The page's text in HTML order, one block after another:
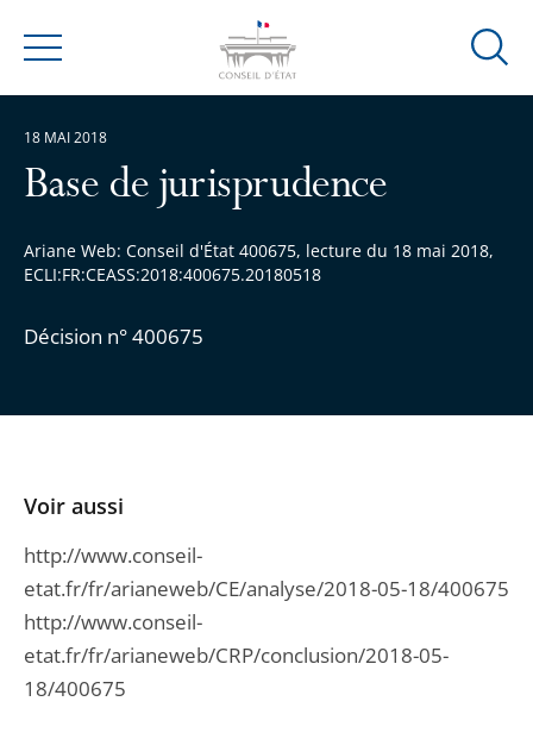
Menu
Ouvrir
Base de jurisprudence
Ariane Web: Conseil d'État 400675, lecture du 18 mai 2018,
ECLI:FR:CEASS:2018:400675.20180518
Décision n° 400675
18 MAI 2018
Voir aussi
http://www.conseil-
etat.fr/fr/arianeweb/CE/analyse/2018-05-18/400675
http://www.conseil-
etat.fr/fr/arianeweb/CRP/conclusion/2018-05-
18/400675